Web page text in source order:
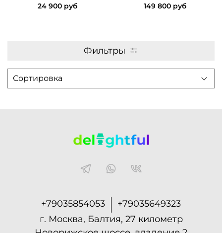
24 900 руб
149 800 руб
Фильтры
+79035854053
+79035649323
г. Москва, Балтия, 27 километр